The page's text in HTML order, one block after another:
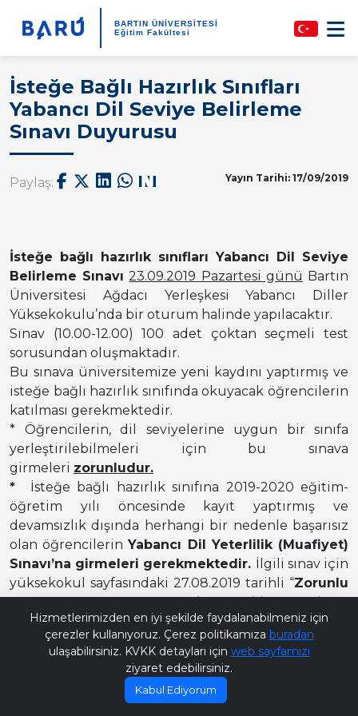
BARTIN ÜNİVERSİTESİ
Eğitim Fakültesi
İsteğe Bağlı Hazırlık Sınıfları
Yabancı Dil Seviye Belirleme
Sınavı Duyurusu
Paylaş: Yayın Tarihi: 17/09/2019
İsteğe bağlı hazırlık sınıfları Yabancı Dil Seviye
Belirleme Sınavı 23.09.2019 Pazartesi günü Bartın
Üniversitesi Ağdacı Yerleşkesi Yabancı Diller
Yüksekokulu’nda bir oturum halinde yapılacaktır.
Sınav (10.00-12.00) 100 adet çoktan seçmeli test
sorusundan oluşmaktadır.
Bu sınava üniversitemize yeni kaydını yaptırmış ve
isteğe bağlı hazırlık sınıfında okuyacak öğrencilerin
katılması gerekmektedir.
* Öğrencilerin, dil seviyelerine uygun bir sınıfa
yerleştirilebilmeleri için bu sınava
girmeleri zorunludur.
* İsteğe bağlı hazırlık sınıfına 2019-2020 eğitim-
öğretim yılı öncesinde kayıt yaptırmış ve
devamsızlık dışında herhangi bir nedenle başarısız
olan öğrencilerinYabancı Dil Yeterlilik (Muafiyet)
Sınavı’na girmeleri gerekmektedir. İlgili sınav için
yüksekokul sayfasındaki 27.08.2019 tarihli “Zorunlu
Hazırlık Sınıfları Yabancı Dil Yeterlilik (Muafiyet)
Sınavı Duyurusu”na bakmaları gerekmektedir.
Hizmetlerimizden en iyi şekilde faydalanabilmeniz için
çerezler kullanıyoruz. Çerez politikamıza buradan
ulaşabilirsiniz. KVKK detayları için web sayfamızı
ziyaret edebilirsiniz.
Kabul Ediyorum
Bana Soru Sor | Ask Me